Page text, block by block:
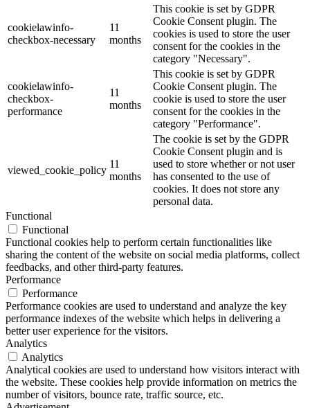
cookielawinfo-
checkbox-necessary
11
months
This cookie is set by GDPR
Cookie Consent plugin. The
cookies is used to store the user
consent for the cookies in the
category "Necessary".
cookielawinfo-
checkbox-
performance
11
months
This cookie is set by GDPR
Cookie Consent plugin. The
cookie is used to store the user
consent for the cookies in the
category "Performance".
viewed_cookie_policy
11
months
The cookie is set by the GDPR
Cookie Consent plugin and is
used to store whether or not user
has consented to the use of
cookies. It does not store any
personal data.
Functional
Functional
Functional cookies help to perform certain functionalities like
sharing the content of the website on social media platforms, collect
feedbacks, and other third-party features.
Performance
Performance
Performance cookies are used to understand and analyze the key
performance indexes of the website which helps in delivering a
better user experience for the visitors.
Analytics
Analytics
Analytical cookies are used to understand how visitors interact with
the website. These cookies help provide information on metrics the
number of visitors, bounce rate, traffic source, etc.